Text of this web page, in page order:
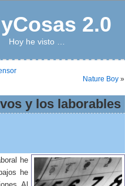
2.0
Hoy he visto …
Nature Boy »
y los laborables
he
he